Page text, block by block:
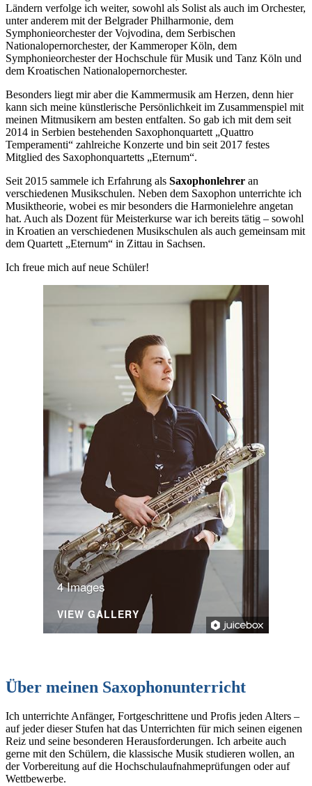
Ländern verfolge ich weiter, sowohl als Solist als auch im Orchester,
unter anderem mit der Belgrader Philharmonie, dem
Symphonieorchester der Vojvodina, dem Serbischen
Nationalopernorchester, der Kammeroper Köln, dem
Symphonieorchester der Hochschule für Musik und Tanz Köln und
dem Kroatischen Nationalopernorchester.
Besonders liegt mir aber die Kammermusik am Herzen, denn hier
kann sich meine künstlerische Persönlichkeit im Zusammenspiel mit
meinen Mitmusikern am besten entfalten. So gab ich mit dem seit
2014 in Serbien bestehenden Saxophonquartett „Quattro
Temperamenti“ zahlreiche Konzerte und bin seit 2017 festes
Mitglied des Saxophonquartetts „Eternum“.
Seit 2015 sammele ich Erfahrung als Saxophonlehrer an
verschiedenen Musikschulen. Neben dem Saxophon unterrichte ich
Musiktheorie, wobei es mir besonders die Harmonielehre angetan
hat. Auch als Dozent für Meisterkurse war ich bereits tätig – sowohl
in Kroatien an verschiedenen Musikschulen als auch gemeinsam mit
dem Quartett „Eternum“ in Zittau in Sachsen.
Ich freue mich auf neue Schüler!
4 Images
VIEW GALLERY
Über meinen Saxophonunterricht
Ich unterrichte Anfänger, Fortgeschrittene und Profis jeden Alters –
auf jeder dieser Stufen hat das Unterrichten für mich seinen eigenen
Reiz und seine besonderen Herausforderungen. Ich arbeite auch
gerne mit den Schülern, die klassische Musik studieren wollen, an
der Vorbereitung auf die Hochschulaufnahmeprüfungen oder auf
Wettbewerbe.